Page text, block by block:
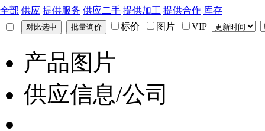
全部 供应 提供服务 供应二手 提供加工 提供合作 库存
标价
图片 VIP
产品图片
供应信息/公司